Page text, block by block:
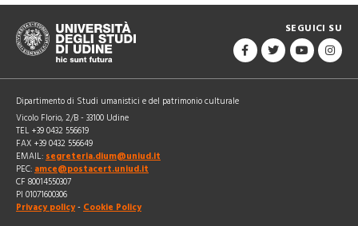
SEGUICI SU
Dipartimento di Studi umanistici e del patrimonio culturale
Vicolo Florio, 2/B - 33100 Udine
TEL +39 0432 556619
FAX +39 0432 556649
EMAIL: segreteria.dium@uniud.it
PEC: amce@postacert.uniud.it
CF 80014550307
PI 01071600306
Privacy policy - Cookie Policy